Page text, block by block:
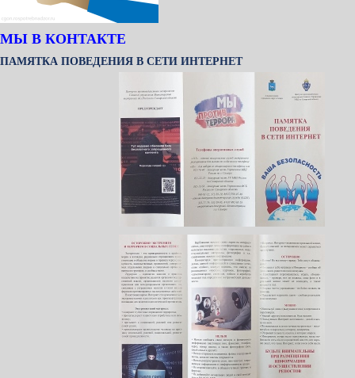
МЫ В КОНТАКТЕ
ПАМЯТКА ПОВЕДЕНИЯ В СЕТИ ИНТЕРНЕТ